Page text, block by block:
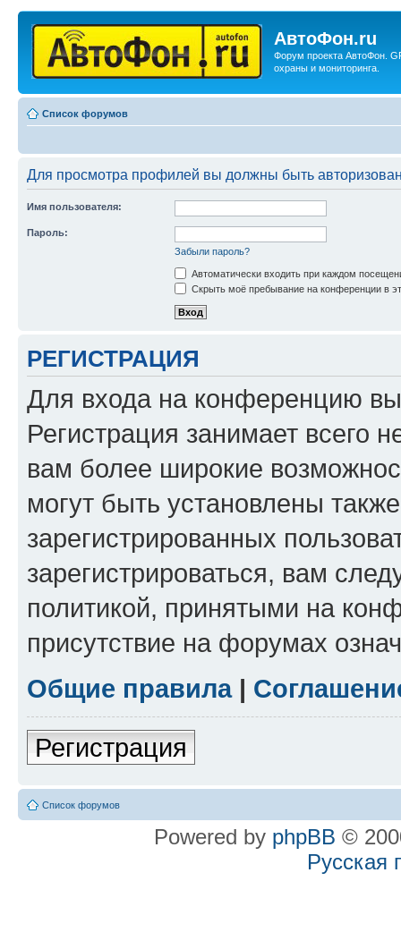
АвтоФон.ru
Форум проекта АвтоФон.
охраны и мониторинга.
Список форумов
Для просмотра профилей вы должны быть
Имя пользователя:
Пароль:
Забыли пароль?
Автоматически входить при каждом
Скрыть моё пребывание на конференции в
РЕГИСТРАЦИЯ
Для входа на конференцию
Регистрация занимает всего
вам более широкие
могут быть установлены
зарегистрированных
зарегистрироваться, вам
политикой, принятыми на
присутствие на форумах
Общие правила|
Регистрация
Список форумов
Powered by phpBB ©
Русская